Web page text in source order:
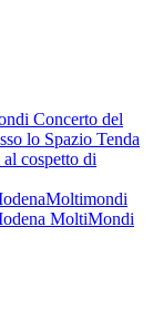
Concerto del
lo Spazio Tenda
cospetto di
MoltiMondi